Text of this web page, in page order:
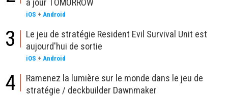
à jour TOMORROW
iOS + Android
3
Le jeu de stratégie Resident Evil Survival Unit est
aujourd'hui de sortie
iOS + Android
4
Ramenez la lumière sur le monde dans le jeu de
stratégie / deckbuilder Dawnmaker